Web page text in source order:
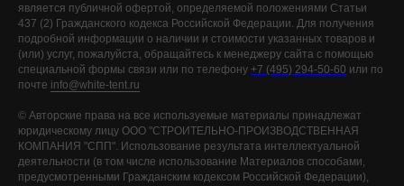
является публичной офертой, определяемой положениями Статьи
437 (2) Гражданского кодекса Российской Федерации. Для получения
подробной информации о наличии и стоимости указанных товаров и
(или) услуг, пожалуйста, обращайтесь к менеджеру сайта с помощью
специальной формы связи или по телефону +7 (495) 294-50-60 или по
почте info@white-tent.ru
©️ Авторские права на все используемые материалы принадлежат
юридическому лицу ООО "СТРОИТЕЛЬНО-ПРОИЗВОДСТВЕННАЯ
КОМПАНИЯ "СПП". Использование результата интеллектуальной
деятельности (в том числе использование Материалов способами,
предусмотренными Гражданским кодексом Российской Федерации),